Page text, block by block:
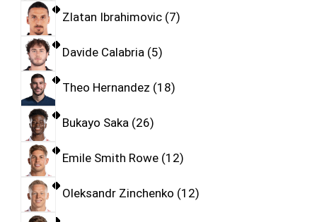
Zlatan Ibrahimovic 7
Davide Calabria 5
Theo Hernandez 18
Bukayo Saka 26
Emile Smith Rowe 12
Oleksandr Zinchenko 12